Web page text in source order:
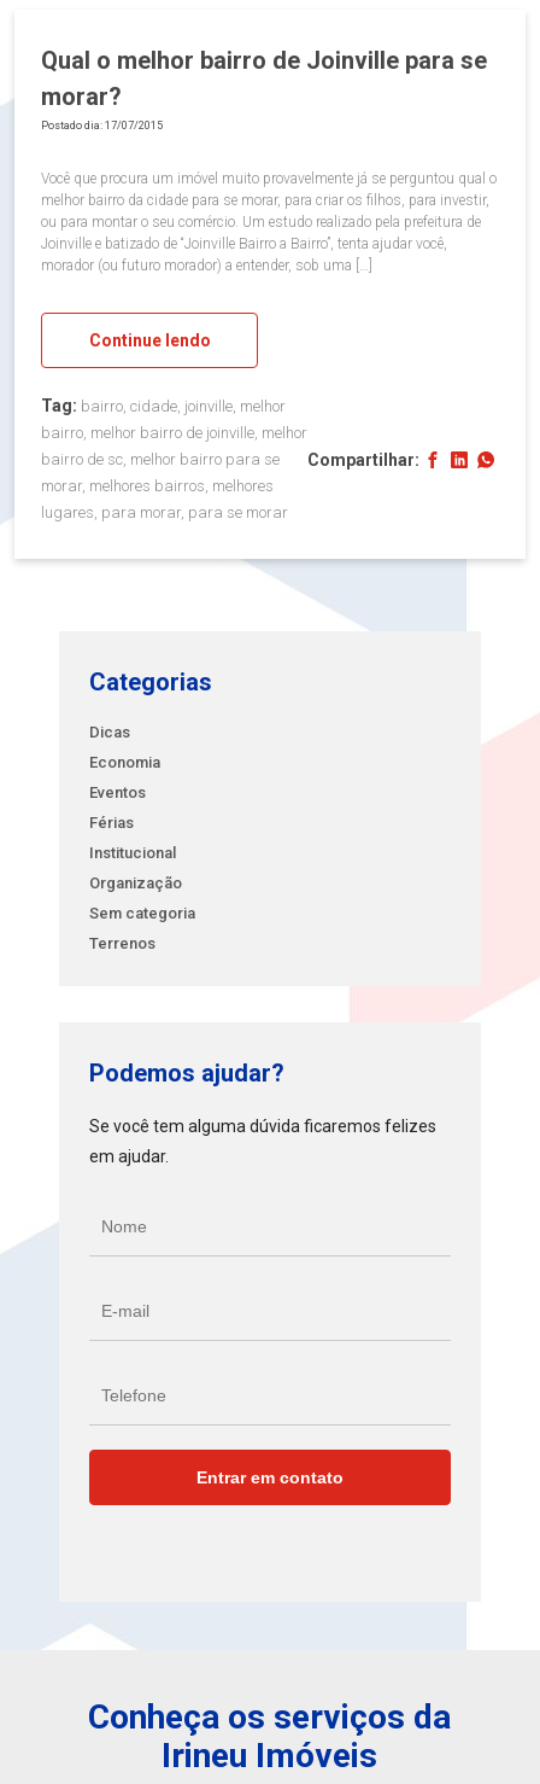
Qual o melhor bairro de Joinville para se
morar?
Postado dia: 17/07/2015
Você que procura um imóvel muito provavelmente já se perguntou qual o
melhor bairro da cidade para se morar, para criar os filhos, para investir,
ou para montar o seu comércio. Um estudo realizado pela prefeitura de
Joinville e batizado de “Joinville Bairro a Bairro”, tenta ajudar você,
morador (ou futuro morador) a entender, sob uma […]
Continue lendo
Tag: bairro, cidade, joinville, melhor
bairro, melhor bairro de joinville, melhor
bairro de sc, melhor bairro para se
morar, melhores bairros, melhores
lugares, para morar, para se morar
Compartilhar:
Categorias
Dicas
Economia
Eventos
Férias
Institucional
Organização
Sem categoria
Terrenos
Podemos ajudar?
Se você tem alguma dúvida ficaremos felizes
em ajudar.
Conheça os serviços da
Irineu Imóveis